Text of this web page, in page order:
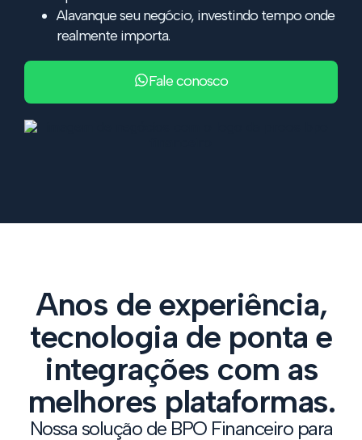
Alavanque seu negócio, investindo tempo onde
realmente importa.
Fale conosco
Anos de experiência,
tecnologia de ponta e
integrações com as
melhores plataformas.
Nossa solução de BPO Financeiro para